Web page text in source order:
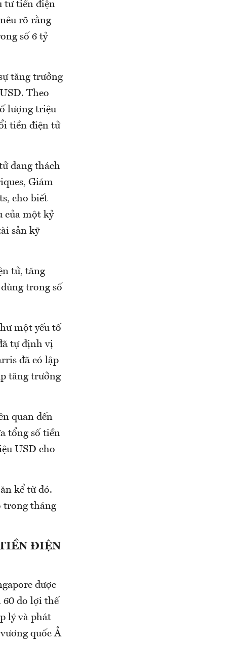
tư tiền điện
rõ rằng
số 6 tỷ
tăng trưởng
Theo
lượng triệu
tiền điện tử
đang thách
Giám
cho biết
của một kỷ
sản kỹ
tử, tăng
trong số
một yếu tố
tự định vị
đã có lập
tăng trưởng
quan đến
tổng số tiền
USD cho
kể từ đó.
trong tháng
ĐIỆN
được
60 do lợi thế
lý và phát
quốc Ả